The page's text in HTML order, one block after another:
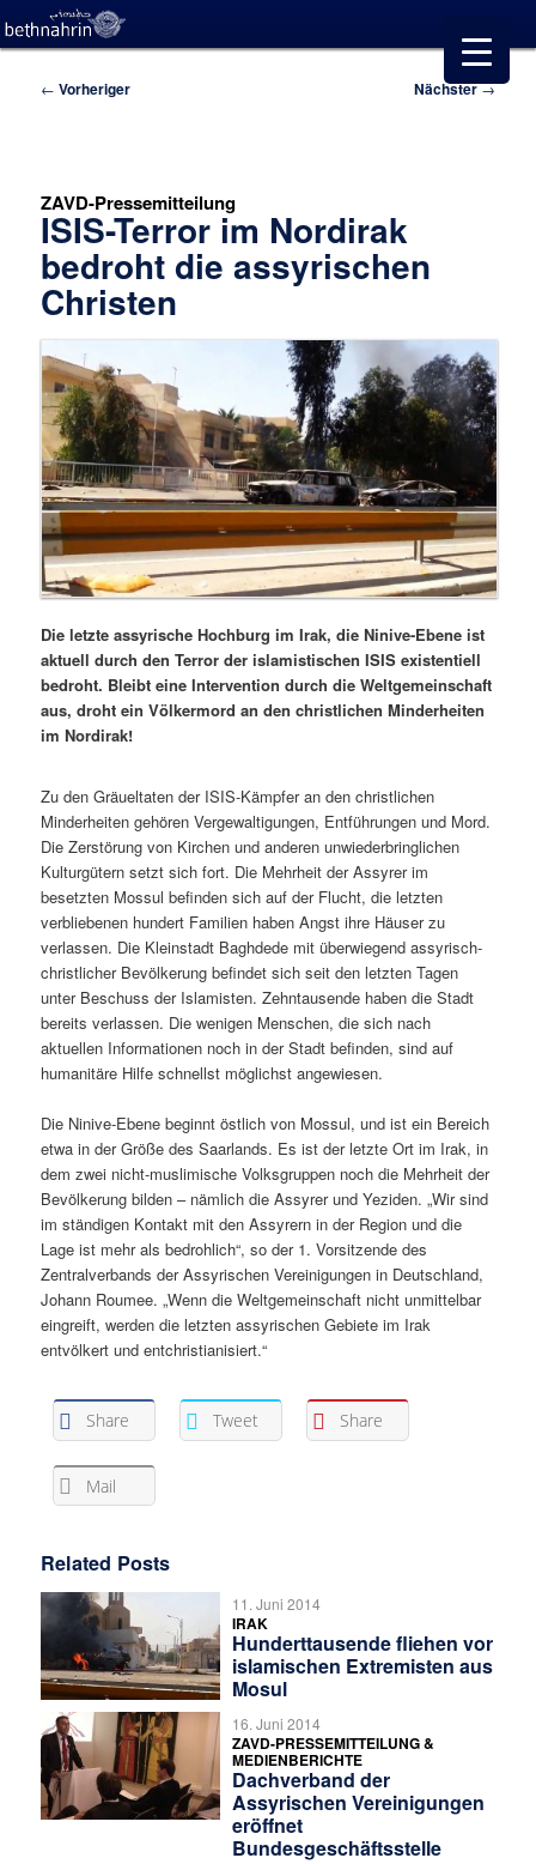
Beitragsnavigation
← Vorheriger Nächster→
ZAVD-Pressemitteilung
ISIS-Terror im Nordirak
bedroht die assyrischen
Christen
Die letzte assyrische Hochburg im Irak, die Ninive-Ebene ist
aktuell durch den Terror der islamistischen ISIS existentiell
bedroht. Bleibt eine Intervention durch die Weltgemeinschaft
aus, droht ein Völkermord an den christlichen Minderheiten
im Nordirak!
Zu den Gräueltaten der ISIS-Kämpfer an den christlichen
Minderheiten gehören Vergewaltigungen, Entführungen und Mord.
Die Zerstörung von Kirchen und anderen unwiederbringlichen
Kulturgütern setzt sich fort. Die Mehrheit der Assyrer im
besetzten Mossul befinden sich auf der Flucht, die letzten
verbliebenen hundert Familien haben Angst ihre Häuser zu
verlassen. Die Kleinstadt Baghdede mit überwiegend assyrisch-
christlicher Bevölkerung befindet sich seit den letzten Tagen
unter Beschuss der Islamisten. Zehntausende haben die Stadt
bereits verlassen. Die wenigen Menschen, die sich nach
aktuellen Informationen noch in der Stadt befinden, sind auf
humanitäre Hilfe schnellst möglichst angewiesen.
Die Ninive-Ebene beginnt östlich von Mossul, und ist ein Bereich
etwa in der Größe des Saarlands. Es ist der letzte Ort im Irak, in
dem zwei nicht-muslimische Volksgruppen noch die Mehrheit der
Bevölkerung bilden – nämlich die Assyrer und Yeziden. „Wir sind
im ständigen Kontakt mit den Assyrern in der Region und die
Lage ist mehr als bedrohlich“, so der 1. Vorsitzende des
Zentralverbands der Assyrischen Vereinigungen in Deutschland,
Johann Roumee. „Wenn die Weltgemeinschaft nicht unmittelbar
eingreift, werden die letzten assyrischen Gebiete im Irak
entvölkert und entchristianisiert.“
Share Tweet Share
Mail
Related Posts
11. Juni 2014
IRAK
Hunderttausende fliehen vor
islamischen Extremisten aus
Mosul
16. Juni 2014
ZAVD-PRESSEMITTEILUNG &
MEDIENBERICHTE
Dachverband der
Assyrischen Vereinigungen
eröffnet
Bundesgeschäftsstelle